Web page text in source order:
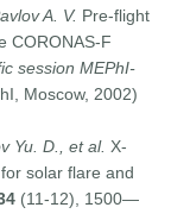
A. V. Pre-flight
CORONAS-F
session MEPhI-
Moscow, 2002)
Yu. D., et al. X-
solar flare and
(11-12), 1500—